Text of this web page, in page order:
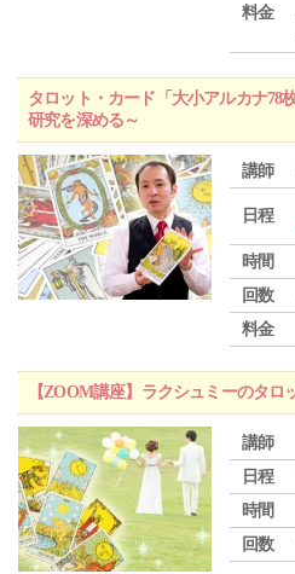
料金
タロット・カード「大小アルカナ78
研究を深める～
講師
日程
時間
回数
料金
【ZOOM講座】ラクシュミーのタ
講師
日程
時間
回数